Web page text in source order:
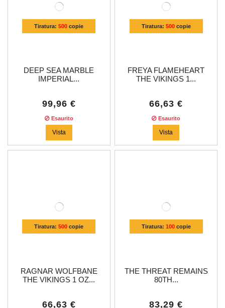
Tiratura:500 copie
DEEP SEA MARBLE
IMPERIAL...
99,96 €
Esaurito
Vista
Tiratura: 500copie
FREYA FLAMEHEART
THE VIKINGS 1...
66,63 €
Esaurito
Vista
Tiratura:500 copie
RAGNAR WOLFBANE
THE VIKINGS 1 OZ...
66,63 €
Tiratura: 100copie
THE THREAT REMAINS
80TH...
83,29 €